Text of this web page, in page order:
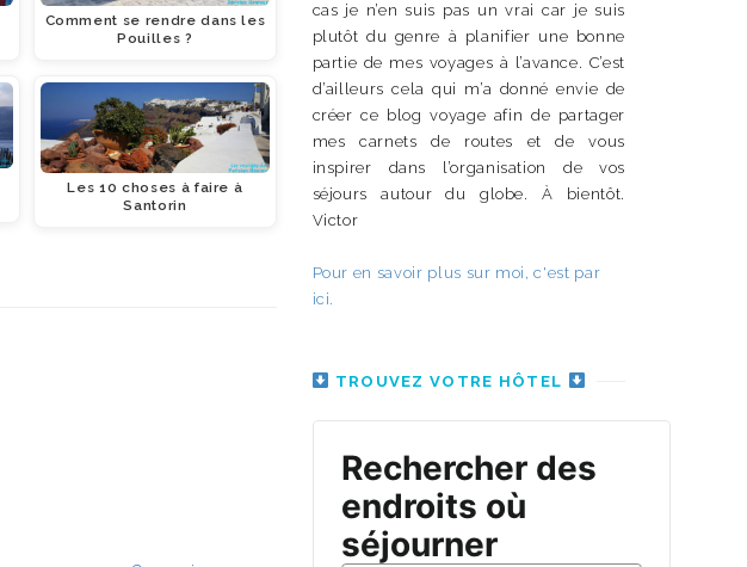
Comment se rendre dans les
Pouilles ?
Les 10 choses à faire à
Santorin
cas je n’en suis pas un vrai car je suis
plutôt du genre à planifier une bonne
partie de mes voyages à l’avance. C’est
d’ailleurs cela qui m’a donné envie de
créer ce blog voyage afin de partager
mes carnets de routes et de vous
inspirer dans l’organisation de vos
séjours autour du globe. À bientôt.
Victor
Pour en savoir plus sur moi, c'est par
ici.
TROUVEZ VOTRE HÔTEL